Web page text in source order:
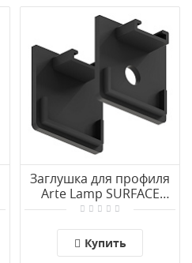
Заглушка для профиля
Arte Lamp SURFACE
A202006E
Купить